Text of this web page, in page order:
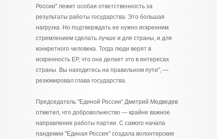
России" лежит особая ответственность за
результаты работы государства. Это большая
нагрузка. Но подтверждать ее нужно искренним
стремлением сделать лучше и для страны, и для
конкретного человека. Тогда люди верят в
искренность ЕР, что она делает это в интересах
страны. Вы находитесь на правильном пути", —
резюмировал глава государства.
Председатель "Единой России" Дмитрий Медведев
отметил, что добровольчество — крайне важное
направление работы партии. С самого начала
пандемии "Единая Россия" создала волонтерские